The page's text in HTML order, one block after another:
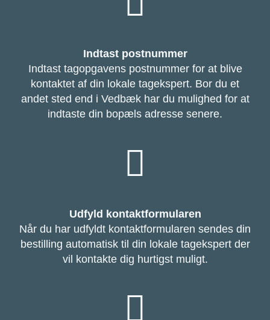
Indtast postnummer
Indtast tagopgavens postnummer for at blive
kontaktet af din lokale tagekspert. Bor du et
andet sted end i Vedbæk har du mulighed for at
indtaste din bopæls adresse senere.
Udfyld kontaktformularen
Når du har udfyldt kontaktformularen sendes din
bestilling automatisk til din lokale tagekspert der
vil kontakte dig hurtigst muligt.